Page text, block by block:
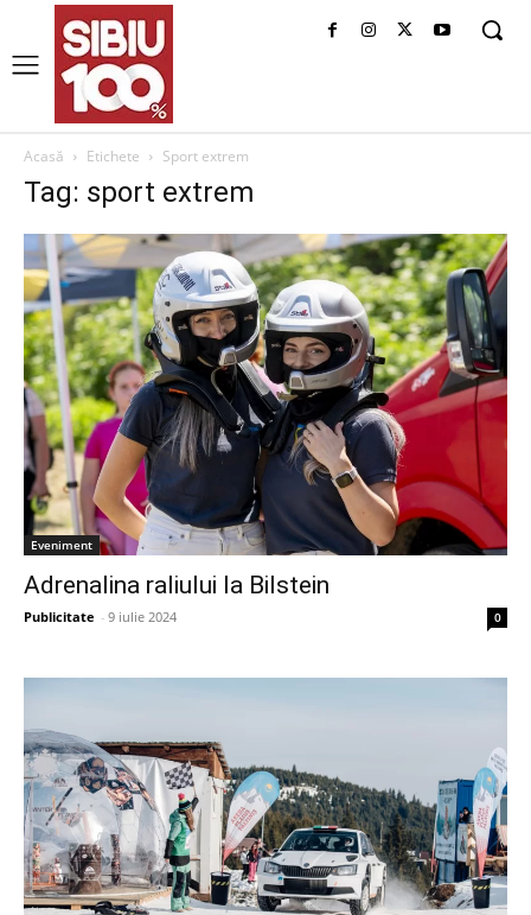
Acasă Etichete Sport extrem
Tag: sport extrem
Eveniment
Adrenalina raliului la Bilstein
Publicitate - 9 iulie 2024 0